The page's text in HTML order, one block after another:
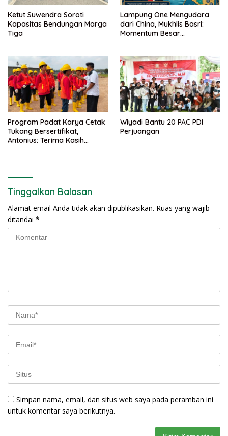
Ketut Suwendra Soroti
Kapasitas Bendungan Marga
Tiga
Lampung One Mengudara
dari China, Mukhlis Basri:
Momentum Besar
Program Padat Karya Cetak
Tukang Bersertifikat,
Antonius: Terima Kasih
Wiyadi Bantu 20 PAC PDI
Perjuangan
Tinggalkan Balasan
Alamat email Anda tidak akan dipublikasikan. Ruas yang wajib
ditandai *
Simpan nama, email, dan situs web saya pada peramban ini
untuk komentar saya berikutnya.